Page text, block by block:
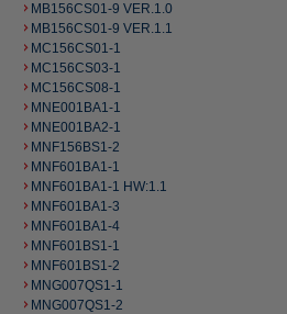
MB156CS01-9 VER.1.0
MB156CS01-9 VER.1.1
MC156CS01-1
MC156CS03-1
MC156CS08-1
MNE001BA1-1
MNE001BA2-1
MNF156BS1-2
MNF601BA1-1
MNF601BA1-1 HW:1.1
MNF601BA1-3
MNF601BA1-4
MNF601BS1-1
MNF601BS1-2
MNG007QS1-1
MNG007QS1-2